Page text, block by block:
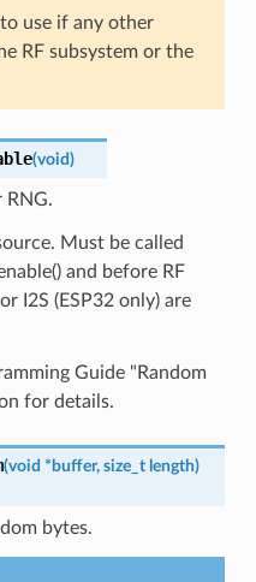
use if any other
RF subsystem or the
(void)
RNG.
Must be called
and before RF
I2S (ESP32 only) are
Guide "Random
for details.
(void * buffer, size_t length)
bytes.